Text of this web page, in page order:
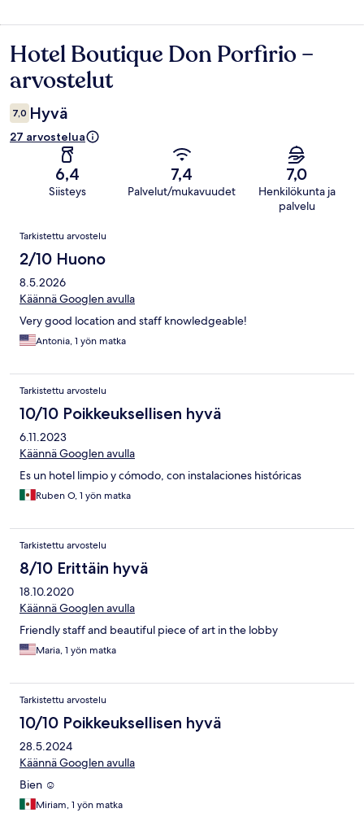
Arvostelut
Hotel Boutique Don Porfirio –
arvostelut
7,0 Hyvä
27 arvostelua
6,4
Siisteys
7,4
Palvelut/mukavuudet
7,0
Henkilökunta ja
palvelu
Arvostelut
Tarkistettu arvostelu
2/10 Huono
8.5.2026
Käännä Googlen avulla
Very good location and staff knowledgeable!
Antonia, 1 yön matka
Tarkistettu arvostelu
10/10 Poikkeuksellisen hyvä
6.11.2023
Käännä Googlen avulla
Es un hotel limpio y cómodo, con instalaciones históricas
Ruben O, 1 yön matka
Tarkistettu arvostelu
8/10 Erittäin hyvä
18.10.2020
Käännä Googlen avulla
Friendly staff and beautiful piece of art in the lobby
Maria, 1 yön matka
Tarkistettu arvostelu
10/10 Poikkeuksellisen hyvä
28.5.2024
Käännä Googlen avulla
Bien ☺️
Miriam, 1 yön matka